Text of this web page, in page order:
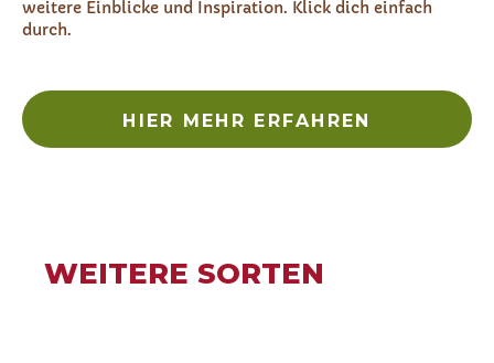
weitere Einblicke und Inspiration. Klick dich einfach
durch.
HIER MEHR ERFAHREN
WEITERE SORTEN